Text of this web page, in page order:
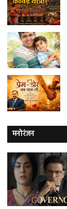
मनोरंजन